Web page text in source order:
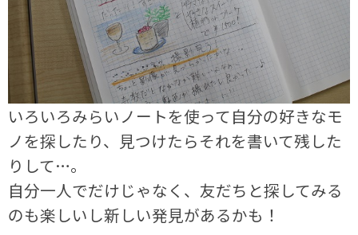
いろいろみらいノートを使って自分の好きなモ
ノを探したり、見つけたらそれを書いて残した
りして…。
自分一人でだけじゃなく、友だちと探してみる
のも楽しいし新しい発見があるかも！